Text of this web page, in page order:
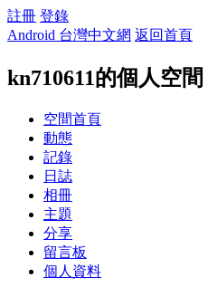
註冊 登錄
Android 台灣中文網 返回首頁
kn710611的個人空間
空間首頁
動態
記錄
日誌
相冊
主題
分享
留言板
個人資料